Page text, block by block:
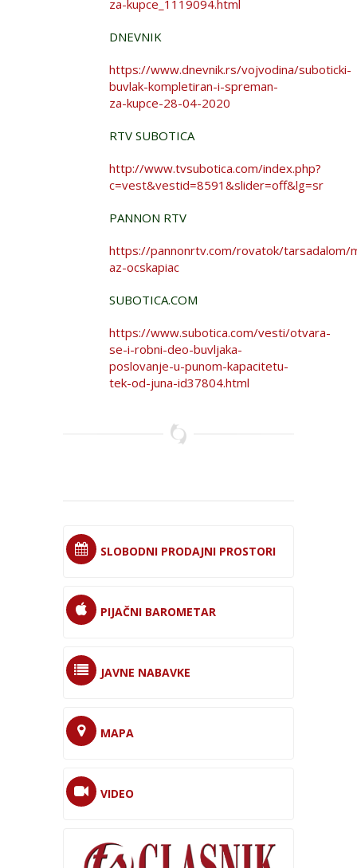
za-kupce_1119094.html
DNEVNIK
https://www.dnevnik.rs/vojvodina/suboticki-
buvlak-kompletiran-i-spreman-
za-kupce-28-04-2020
RTV SUBOTICA
http://www.tvsubotica.com/index.php?
c=vest&vestid=8591&slider=off&lg=sr
PANNON RTV
https://pannonrtv.com/rovatok/tarsadalom/
az-ocskapiac
SUBOTICA.COM
https://www.subotica.com/vesti/otvara-
se-i-robni-deo-buvljaka-
poslovanje-u-punom-kapacitetu-
tek-od-juna-id37804.html
SLOBODNI PRODAJNI PROSTORI
PIJAČNI BAROMETAR
JAVNE NABAVKE
MAPA
VIDEO